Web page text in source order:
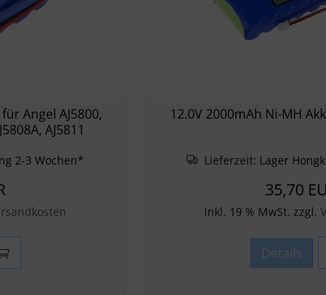
Angel AJ5800,
AJ5811
2-3 Wochen*
12.0V 2000mAh Ni-MH
Lieferzeit: Lager
35,70
inkl. 19 % MwSt. zzgl.
Details